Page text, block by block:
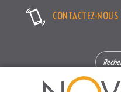
CONTACTEZ-NOUS
SEARCH
FOR: